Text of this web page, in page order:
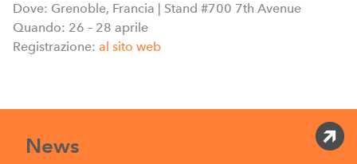
Dove: Grenoble, Francia | Stand #700 7th Avenue
Quando: 26 – 28 aprile
Registrazione: al sito web
News